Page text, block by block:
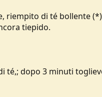
riempito di té bollente
tiepido.
té,; dopo 3 minuti